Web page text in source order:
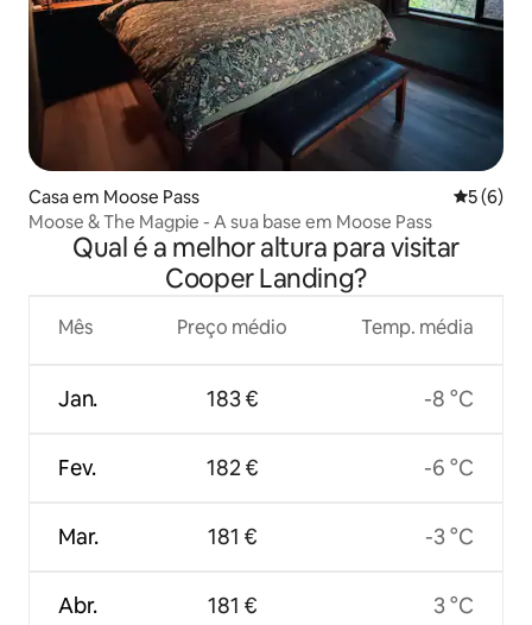
Casa em Moose Pass
5 (6)
Moose & The Magpie - A sua base em Moose Pass
Qual é a melhor altura para visitar
Cooper Landing?
Mês
Jan.
Fev.
Mar.
Abr.
Preço médio
183 €
182 €
181 €
181 €
Temp. média
-8 °C
-6 °C
-3 °C
3 °C